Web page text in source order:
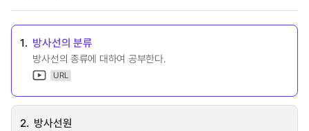
1. 방사선의 분류
방사선의 종류에 대하여 공부한다.
URL
2. 방사선원